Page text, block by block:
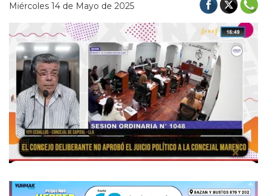
Miércoles 14 de Mayo de 2025